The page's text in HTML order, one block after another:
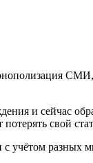
и сейчас
свой
учётом разных